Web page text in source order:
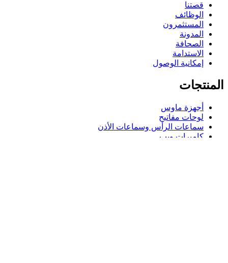
قصتنا
الوظائف
المستثمرون
المدونة
الصحافة
الاستدامة
إمكانية الوصول
المنتجات
أجهزة ماوس
لوحات مفاتيح
سماعات الرأس وسماعات الأذن
كاميرات ويب